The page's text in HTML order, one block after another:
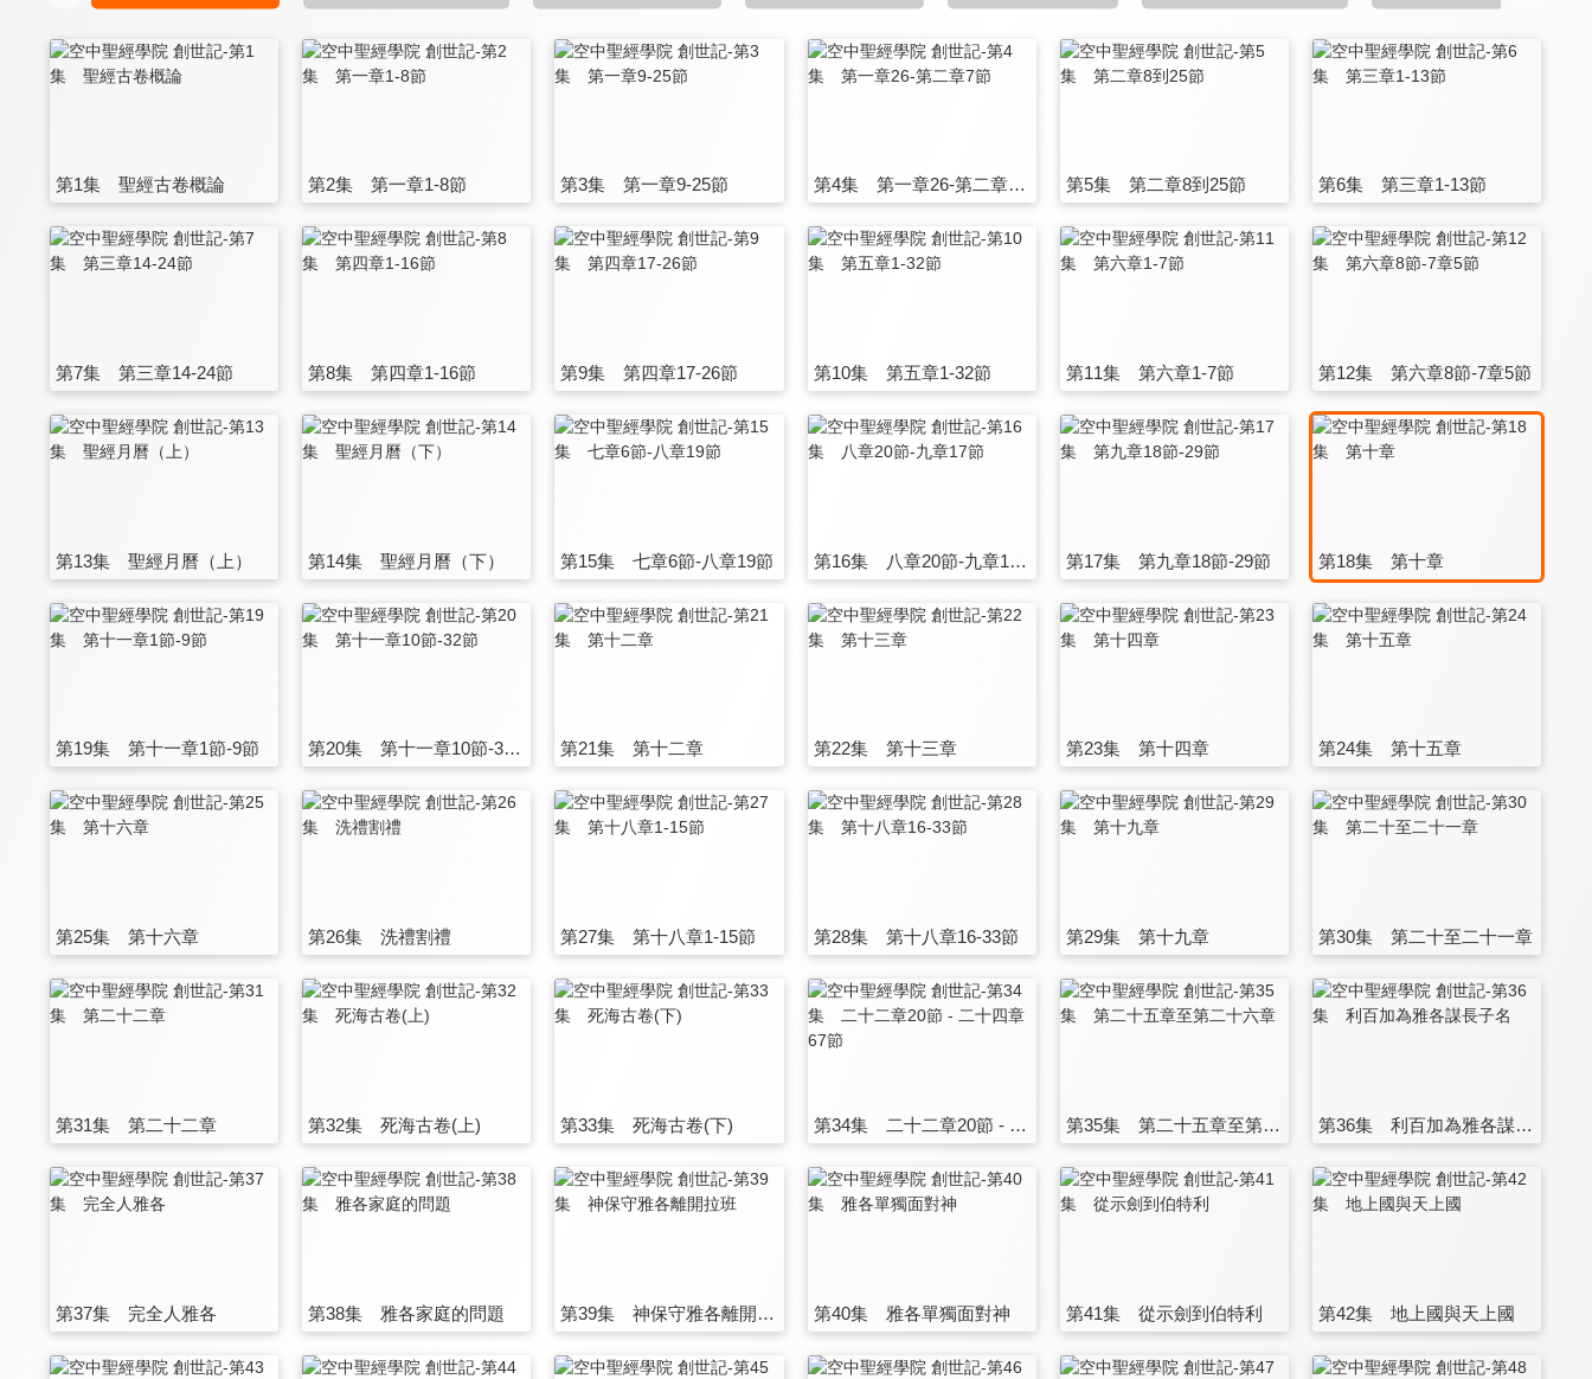
第1集 聖經古卷概論 第2集 第一章1-8節 第3集 第一章9-25節 第4集 第一章26-第二章7節 第5集 第二章8到25節 第6集 第三章1-13節
第7集 第三章14-24節 第8集 第四章1-16節 第9集 第四章17-26節 第10集 第五章1-32節 第11集 第六章1-7節 第12集 第六章8節-7章5節
第13集 聖經月曆（上） 第14集 聖經月曆（下） 第15集 七章6節-八章19節 第16集 八章20節-九章17節 第17集 第九章18節-29節 第18集 第十章
第19集 第十一章1節-9節 第20集 第十一章10節-32節 第21集 第十二章 第22集 第十三章 第23集 第十四章 第24集 第十五章
第25集 第十六章 第26集 洗禮割禮 第27集 第十八章1-15節 第28集 第十八章16-33節 第29集 第十九章 第30集 第二十至二十一章
第31集 第二十二章 第32集 死海古卷(上) 第33集 死海古卷(下) 第34集 二十二章20節 - 二十四章67節 第35集 第二十五章至第二十六章 第36集 利百加為雅各謀長子名
第37集 完全人雅各 第38集 雅各家庭的問題 第39集 神保守雅各離開拉班 第40集 雅各單獨面對神 第41集 從示劍到伯特利 第42集 地上國與天上國